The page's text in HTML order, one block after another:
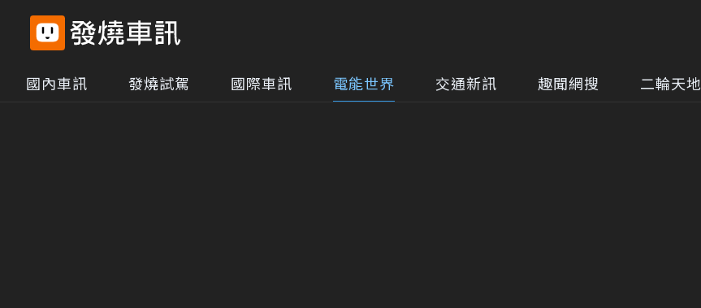
國內車訊 發燒試駕 國際車訊 電能世界 交通新訊 趣聞網搜 二輪天地